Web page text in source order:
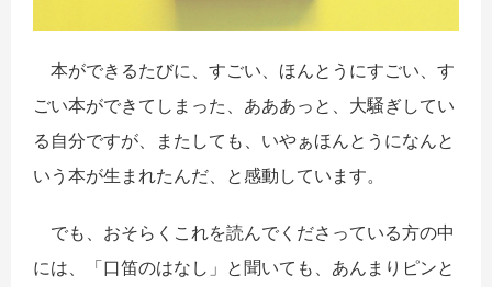
本ができるたびに、すごい、ほんとうにすごい、す
ごい本ができてしまった、あああっと、大騒ぎしてい
る自分ですが、またしても、いやぁほんとうになんと
いう本が生まれたんだ、と感動しています。
でも、おそらくこれを読んでくださっている方の中
には、「口笛のはなし」と聞いても、あんまりピンと